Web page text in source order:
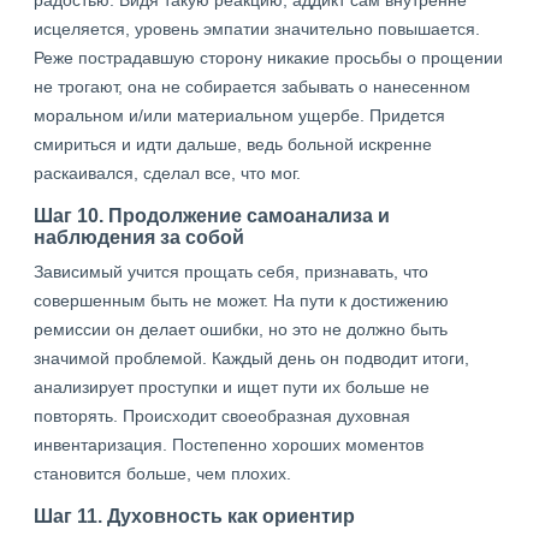
исцеляется, уровень эмпатии значительно повышается.
Реже пострадавшую сторону никакие просьбы о прощении
не трогают, она не собирается забывать о нанесенном
моральном и/или материальном ущербе. Придется
смириться и идти дальше, ведь больной искренне
раскаивался, сделал все, что мог.
Шаг 10. Продолжение самоанализа и
наблюдения за собой
Зависимый учится прощать себя, признавать, что
совершенным быть не может. На пути к достижению
ремиссии он делает ошибки, но это не должно быть
значимой проблемой. Каждый день он подводит итоги,
анализирует проступки и ищет пути их больше не
повторять. Происходит своеобразная духовная
инвентаризация. Постепенно хороших моментов
становится больше, чем плохих.
Шаг 11. Духовность как ориентир